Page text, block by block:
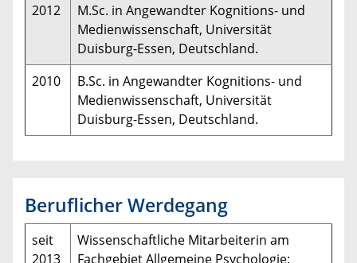
2012
M.Sc. in Angewandter Kognitions- und
Medienwissenschaft, Universität
Duisburg-Essen, Deutschland.
2010
B.Sc. in Angewandter Kognitions- und
Medienwissenschaft, Universität
Duisburg-Essen, Deutschland.
Beruflicher Werdegang
seit
2013
Wissenschaftliche Mitarbeiterin am
Fachgebiet Allgemeine Psychologie: